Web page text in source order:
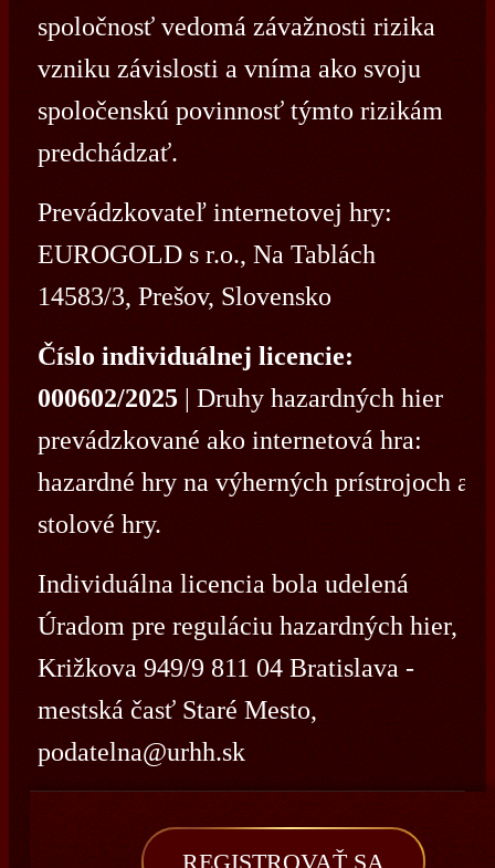
spoločnosť vedomá závažnosti rizika
vzniku závislosti a vníma ako svoju
spoločenskú povinnosť týmto rizikám
predchádzať.
Prevádzkovateľ internetovej hry:
EUROGOLD s r.o., Na Tablách
14583/3, Prešov, Slovensko
Číslo individuálnej licencie:
000602/2025| Druhy hazardných hier
prevádzkované ako internetová hra:
hazardné hry na výherných prístrojoch a
stolové hry.
Individuálna licencia bola udelená
Úradom pre reguláciu hazardných hier,
Križkova 949/9 811 04 Bratislava -
mestská časť Staré Mesto,
podatelna@urhh.sk
REGISTROVAŤ SA